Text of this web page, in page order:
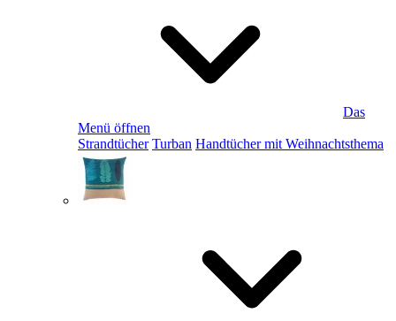
Das
Menü öffnen
Strandtücher Turban Handtücher mit Weihnachtsthema